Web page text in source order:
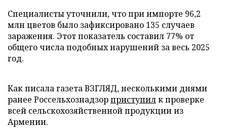
Специалисты уточнили, что при импорте 96,2
млн цветов было зафиксировано 135 случаев
заражения. Этот показатель составил 77% от
общего числа подобных нарушений за весь 2025
год.
Как писала газета ВЗГЛЯД, несколькими днями
ранее Россельхознадзорприступилк проверке
всей сельскохозяйственной продукции из
Армении.